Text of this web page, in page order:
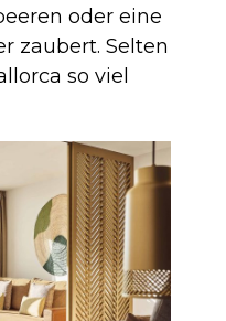
oder eine
zaubert. Selten
so viel